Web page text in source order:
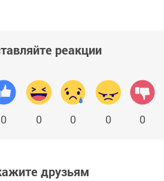
реакции
0 0 0 0 0
друзьям